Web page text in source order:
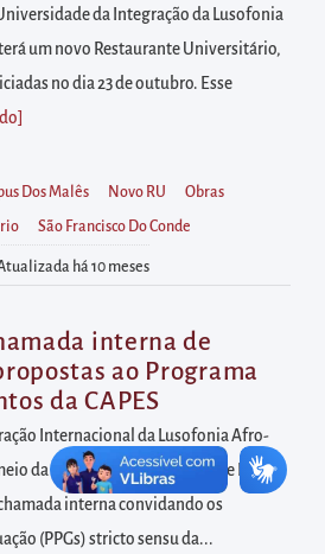
da Integração da Lusofonia
um novo Restaurante Universitário,
no dia 23 de outubro. Esse
Dos Malês Novo RU Obras
São Francisco Do Conde
há 10 meses
interna de
ao Programa
da CAPES
Internacional da Lusofonia Afro-
da Pró-Reitoria de Pesquisa e Pós-
interna convidando os
(PPGs) stricto sensu da...